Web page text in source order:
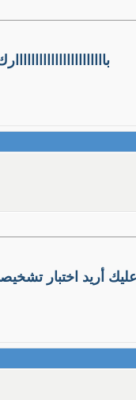
أريد اختبار